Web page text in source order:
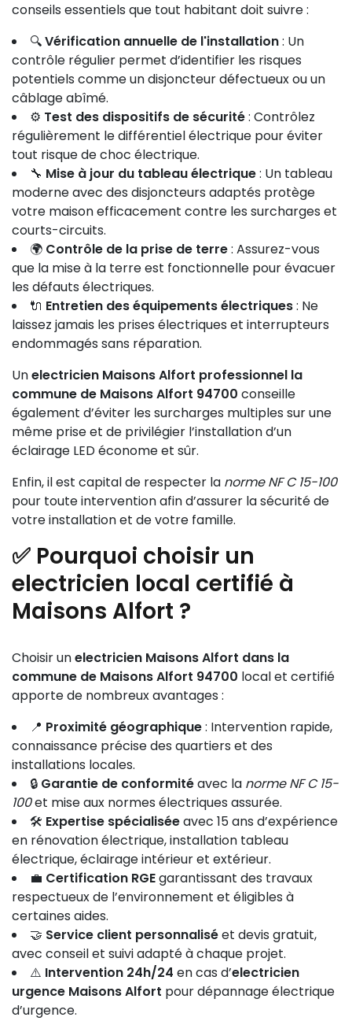
conseils essentiels que tout habitant doit suivre :
🔍Vérification annuelle de l'installation: Un
contrôle régulier permet d’identifier les risques
potentiels comme un disjoncteur défectueux ou un
câblage abîmé.
⚙️ Test des dispositifs de sécurité: Contrôlez
régulièrement le différentiel électrique pour éviter
tout risque de choc électrique.
🔧 Mise à jour du tableau électrique: Un tableau
moderne avec des disjoncteurs adaptés protège
votre maison efficacement contre les surcharges et
courts-circuits.
🌍 Contrôle de la prise de terre: Assurez-vous
que la mise à la terre est fonctionnelle pour évacuer
les défauts électriques.
🔌 Entretien des équipements électriques: Ne
laissez jamais les prises électriques et interrupteurs
endommagés sans réparation.
Unelectricien Maisons Alfort professionnel la
commune de Maisons Alfort 94700 conseille
également d’éviter les surcharges multiples sur une
même prise et de privilégier l’installation d’un
éclairage LED économe et sûr.
Enfin, il est capital de respecter la norme NF C 15-100
pour toute intervention afin d’assurer la sécurité de
votre installation et de votre famille.
✅ Pourquoi choisir un
electricien local certifié à
Maisons Alfort ?
Choisir unelectricien Maisons Alfort dans la
commune de Maisons Alfort 94700 local et certifié
apporte de nombreux avantages :
📍 Proximité géographique: Intervention rapide,
connaissance précise des quartiers et des
installations locales.
🔒 Garantie de conformitéavec la norme NF C 15-
100et mise aux normes électriques assurée.
🛠️ Expertise spécialiséeavec 15 ans d’expérience
en rénovation électrique, installation tableau
électrique, éclairage intérieur et extérieur.
💼 Certification RGEgarantissant des travaux
respectueux de l’environnement et éligibles à
certaines aides.
🤝 Service client personnaliséet devis gratuit,
avec conseil et suivi adapté à chaque projet.
⚠️ Intervention 24h/24 en cas d’electricien
urgence Maisons Alfort pour dépannage électrique
d’urgence.